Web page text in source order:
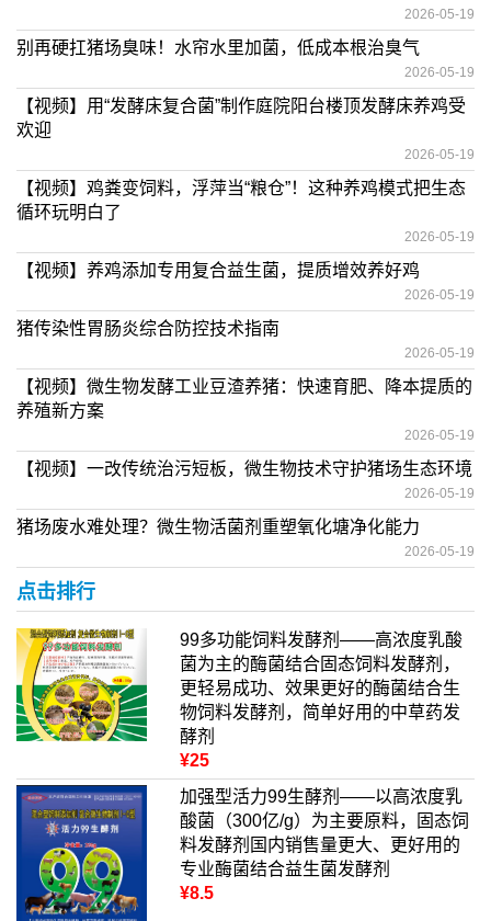
2026-05-19
别再硬扛猪场臭味！水帘水里加菌，低成本根治臭气
2026-05-19
【视频】用“发酵床复合菌”制作庭院阳台楼顶发酵床养鸡受
欢迎
2026-05-19
【视频】鸡粪变饲料，浮萍当“粮仓”！这种养鸡模式把生态
循环玩明白了
2026-05-19
【视频】养鸡添加专用复合益生菌，提质增效养好鸡
2026-05-19
猪传染性胃肠炎综合防控技术指南
2026-05-19
【视频】微生物发酵工业豆渣养猪：快速育肥、降本提质的
养殖新方案
2026-05-19
【视频】一改传统治污短板，微生物技术守护猪场生态环境
2026-05-19
猪场废水难处理？微生物活菌剂重塑氧化塘净化能力
2026-05-19
点击排行
99多功能饲料发酵剂——高浓度乳酸
菌为主的酶菌结合固态饲料发酵剂，
更轻易成功、效果更好的酶菌结合生
物饲料发酵剂，简单好用的中草药发
酵剂
¥25
加强型活力99生酵剂——以高浓度乳
酸菌（300亿/g）为主要原料，固态饲
料发酵剂国内销售量更大、更好用的
专业酶菌结合益生菌发酵剂
¥8.5